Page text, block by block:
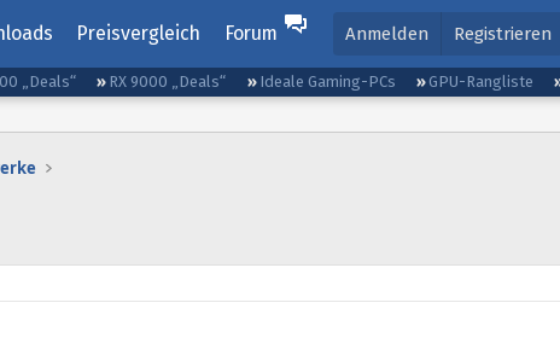
Preisvergleich Forum Anmelden Registrieren
„Deals“ RX 9000 „Deals“ Ideale Gaming-PCs GPU-Rangliste